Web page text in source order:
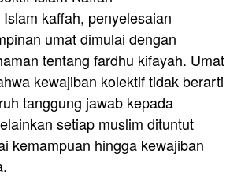
kaffah, penyelesaian
umat dimulai dengan
tentang fardhu kifayah. Umat
kewajiban kolektif tidak berarti
tanggung jawab kepada
setiap muslim dituntut
kemampuan hingga kewajiban